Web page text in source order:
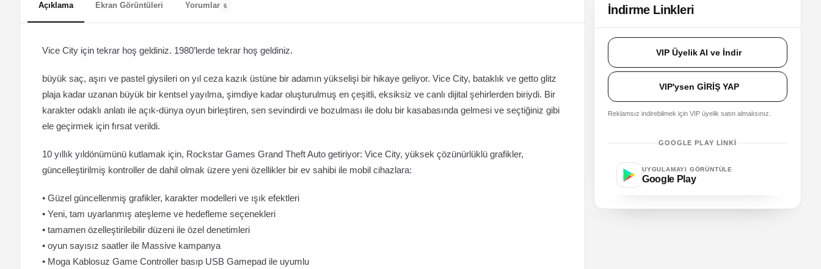
Açıklama Ekran Görüntüleri Yorumlar 6
Vice City için tekrar hoş geldiniz. 1980’lerde tekrar hoş geldiniz.
büyük saç, aşırı ve pastel giysileri on yıl ceza kazık üstüne bir adamın yükselişi bir hikaye geliyor. Vice City, bataklık ve getto glitz
plaja kadar uzanan büyük bir kentsel yayılma, şimdiye kadar oluşturulmuş en çeşitli, eksiksiz ve canlı dijital şehirlerden biriydi. Bir
karakter odaklı anlatı ile açık-dünya oyun birleştiren, sen sevindirdi ve bozulması ile dolu bir kasabasında gelmesi ve seçtiğiniz gibi
ele geçirmek için fırsat verildi.
10 yıllık yıldönümünü kutlamak için, Rockstar Games Grand Theft Auto getiriyor: Vice City, yüksek çözünürlüklü grafikler,
güncelleştirilmiş kontroller de dahil olmak üzere yeni özellikler bir ev sahibi ile mobil cihazlara:
• Güzel güncellenmiş grafikler, karakter modelleri ve ışık efektleri
• Yeni, tam uyarlanmış ateşleme ve hedefleme seçenekleri
• tamamen özelleştirilebilir düzeni ile özel denetimleri
• oyun sayısız saatler ile Massive kampanya
• Moga Kablosuz Game Controller basıp USB Gamepad ile uyumlu
İndirme Linkleri
VIP Üyelik Al ve İndir
VIP'ysen GİRİŞ YAP
Reklamsız indirebilmek için VIP üyelik satın almalısınız.
GOOGLE PLAY LINKI
UYGULAMAYI GÖRÜNTÜLE
Google Play